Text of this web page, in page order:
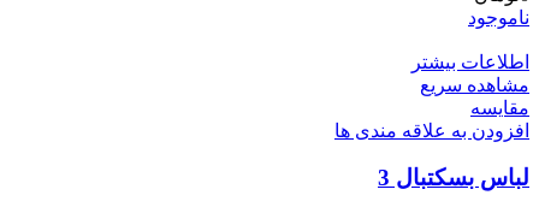
ناموجود
اطلاعات بیشتر
مشاهده سریع
مقایسه
افزودن به علاقه مندی ها
لباس بسکتبال 3